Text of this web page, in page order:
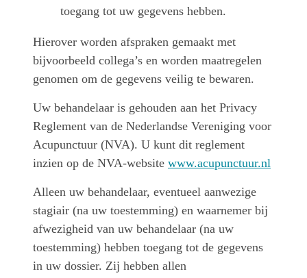
toegang tot uw gegevens hebben.
Hierover worden afspraken gemaakt met
bijvoorbeeld collega’s en worden maatregelen
genomen om de gegevens veilig te bewaren.
Uw behandelaar is gehouden aan het Privacy
Reglement van de Nederlandse Vereniging voor
Acupunctuur (NVA). U kunt dit reglement
inzien op de NVA-website www.acupunctuur.nl
Alleen uw behandelaar, eventueel aanwezige
stagiair (na uw toestemming) en waarnemer bij
afwezigheid van uw behandelaar (na uw
toestemming) hebben toegang tot de gegevens
in uw dossier. Zij hebben allen